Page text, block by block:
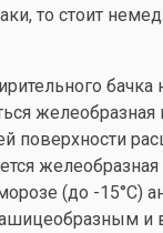
то стоит
бачка
желеобразная
поверхности
желеобразная
(до -15°С)
и